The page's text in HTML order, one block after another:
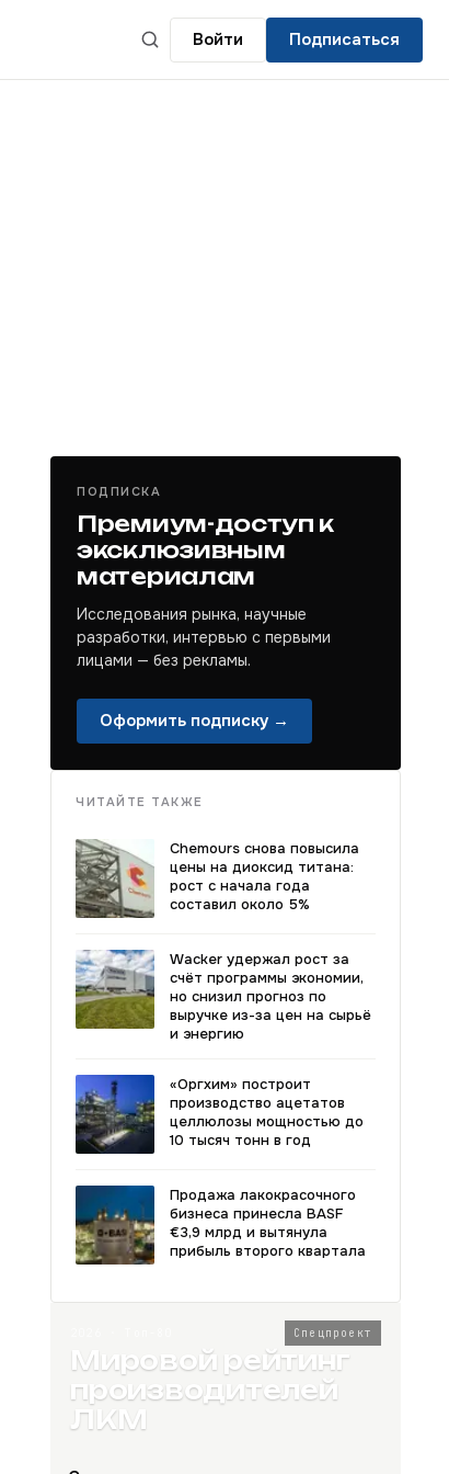
Войти Подписаться
ПОДПИСКА
Премиум-доступ к
эксклюзивным
материалам
Исследования рынка, научные
разработки, интервью с первыми
лицами — без рекламы.
Оформить подписку →
ЧИТАЙТЕ ТАКЖЕ
Chemours снова повысила
цены на диоксид титана:
рост с начала года
составил около 5%
Wacker удержал рост за
счёт программы экономии,
но снизил прогноз по
выручке из-за цен на сырьё
и энергию
«Оргхим» построит
производство ацетатов
целлюлозы мощностью до
10 тысяч тонн в год
Продажа лакокрасочного
бизнеса принесла BASF
€3,9 млрд и вытянула
прибыль второго квартала
Спецпроект
Мировой рейтинг
производителей
ЛКМ